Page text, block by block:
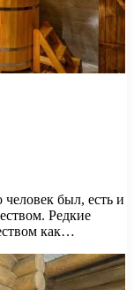
был, есть и
Редкие
как…